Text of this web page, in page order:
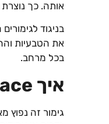
אותה. כך
את הטבעיות
בכל מרחב.
איך Rock Face משתלב בעיצוב קירות חוץ?
גימור זה נפוץ